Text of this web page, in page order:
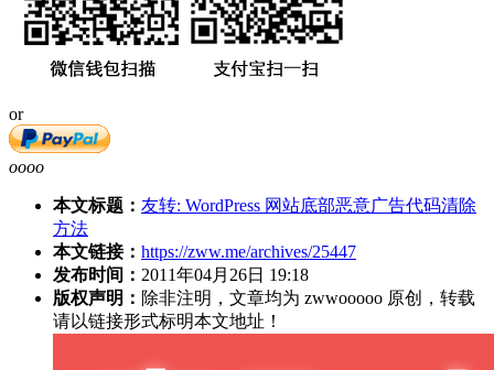
or
oooo
本文标题： 友转: WordPress 网站底部恶意广告代码清除
方法
本文链接： https://zww.me/archives/25447
发布时间： 2011年04月26日 19:18
版权声明： 除非注明，文章均为 zwwooooo 原创，转载
请以链接形式标明本文地址！